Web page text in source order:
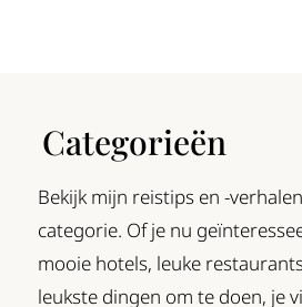
Categorieën
Bekijk mijn reistips en -
categorie. Of je nu
mooie hotels, leuke
leukste dingen om te doen, je